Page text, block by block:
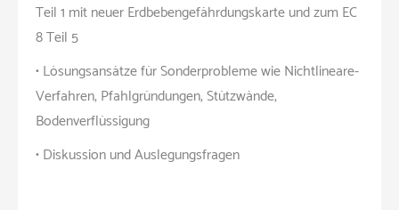
Teil 1 mit neuer Erdbebengefährdungskarte und zum EC
8 Teil 5
• Lösungsansätze für Sonderprobleme wie Nichtlineare-
Verfahren, Pfahlgründungen, Stützwände,
Bodenverflüssigung
• Diskussion und Auslegungsfragen